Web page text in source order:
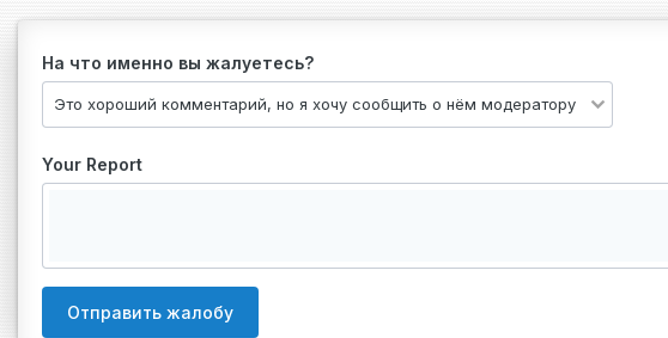
На что именно вы жалуетесь?
Your Report
Отправить жалобу